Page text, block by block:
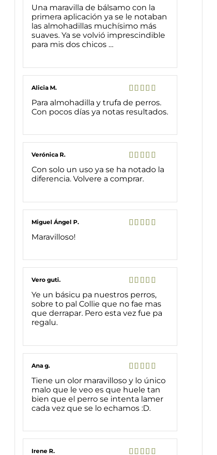
Valorado
con5de 5
Una maravilla de bálsamo con la
primera aplicación ya se le notaban
las almohadillas muchísimo más
suaves. Ya se volvió imprescindible
para mis dos chicos …
Valorado
con5de 5
Alicia M.
Para almohadilla y trufa de perros.
Con pocos días ya notas resultados.
Valorado
con5de 5
Verónica R.
Con solo un uso ya se ha notado la
diferencia. Volvere a comprar.
Miguel Ángel P.
Maravilloso!
Valorado
con5 de 5
Vero guti.
Ye un básicu pa nuestros perros,
sobre to pal Collie que no fae mas
que derrapar. Pero esta vez fue pa
regalu.
Valorado
con 5de 5
Ana g.
Tiene un olor maravilloso y lo único
malo que le veo es que huele tan
bien que el perro se intenta lamer
cada vez que se lo echamos :D.
Irene R.